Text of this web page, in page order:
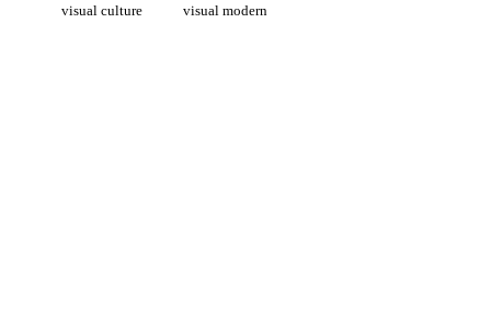
visual culture visual modern